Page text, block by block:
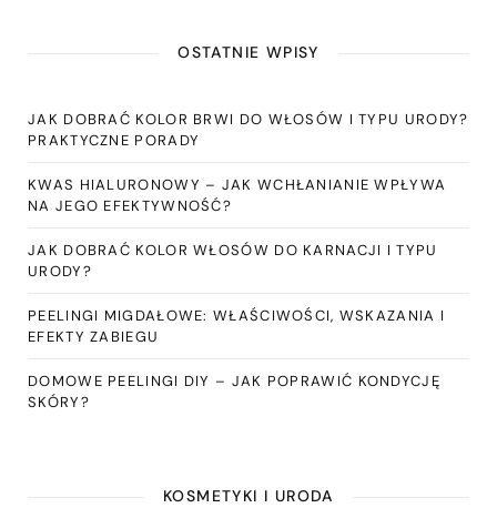
OSTATNIE WPISY
JAK DOBRAĆ KOLOR BRWI DO WŁOSÓW I TYPU URODY?
PRAKTYCZNE PORADY
KWAS HIALURONOWY – JAK WCHŁANIANIE WPŁYWA
NA JEGO EFEKTYWNOŚĆ?
JAK DOBRAĆ KOLOR WŁOSÓW DO KARNACJI I TYPU
URODY?
PEELINGI MIGDAŁOWE: WŁAŚCIWOŚCI, WSKAZANIA I
EFEKTY ZABIEGU
DOMOWE PEELINGI DIY – JAK POPRAWIĆ KONDYCJĘ
SKÓRY?
KOSMETYKI I URODA